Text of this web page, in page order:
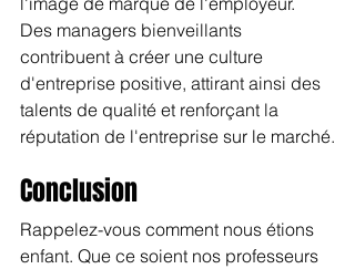
Des managers bienveillants
contribuent à créer une culture
d'entreprise positive, attirant ainsi des
talents de qualité et renforçant la
réputation de l'entreprise sur le marché.
Conclusion
Rappelez-vous comment nous étions
enfant. Que ce soient nos professeurs